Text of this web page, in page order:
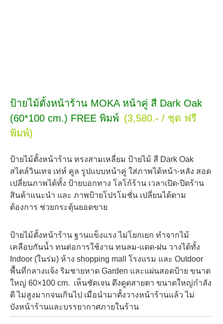
ป้ายไม้ตั้งหน้าร้าน MOKA หน้าคู่ สี Dark Oak
(60*100 cm.) FREE พิมพ์ (3,580.- / ชุด ฟรี
พิมพ์)
ป้ายไม้ตั้งหน้าร้าน ทรงสามเหลี่ยม ป้ายไม้ สี Dark Oak
สไตล์วินเทจ เท่ห์ คูล รูปแบบหน้าคู่ ใส่ภาพได้หน้า-หลัง สอด
เปลี่ยนภาพได้ทั้ง ป้ายบอกทาง โลโก้ร้าน เวลาเปิด-ปิดร้าน
สินค้าแนะนำ และ ภาพป้ายโปรโมชั่น เปลี่ยนได้ตาม
ต้องการ ช่วยกระตุ้นยอดขาย
ป้ายไม้ตั้งหน้าร้าน ฐานแข็งแรง ไม่โยกเยก ทำจากไม้
เคลือบกันน้ำ ทนต่อการใช้งาน ทนลม-แดด-ฝน วางได้ทั้ง
Indoor (ในร่ม) ห้าง shopping mall โรงแรม และ Outdoor
พื้นที่กลางแจ้ง ริมชายหาด Garden และแผ่นสอดป้าย ขนาด
ใหญ่ 60×100 cm. เห็นชัดเจน ดึงดูดสายตา ขนาดใหญ่กำลัง
ดี ไม่สูงมากจนเกินไป เมื่อนำมาตั้งวางหน้าร้านแล้ว ไม่
บังหน้าร้านและบรรยากาศภายในร้าน